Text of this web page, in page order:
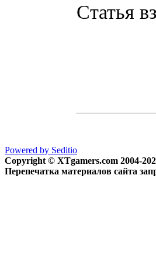
Статья
Powered by Seditio
Copyright © XTgamers.com 2004-
Перепечатка материалов сайта